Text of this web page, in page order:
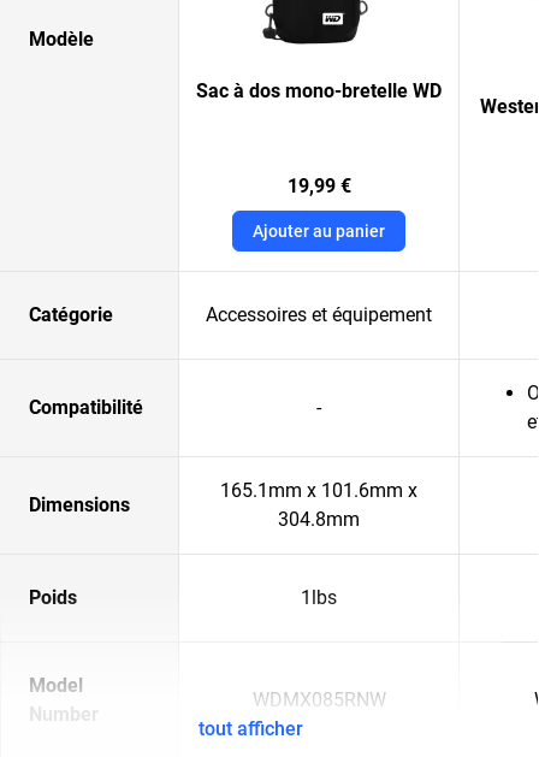
Modèle
Sac à dos mono-bretelle WD
19,99 €
Ajouter au panier
Catégorie Accessoires et équipement
Compatibilité -
Dimensions
165.1mm x 101.6mm x
304.8mm
Poids 1lbs
Model
Number
WDMX085RNW
tout afficher